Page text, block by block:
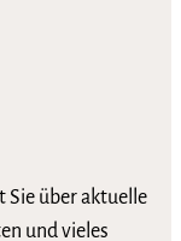
über aktuelle
und vieles